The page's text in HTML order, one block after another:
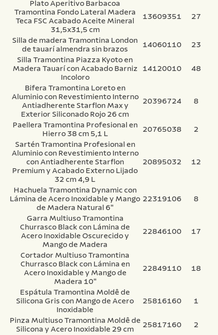
Plato Aperitivo Barbacoa
Tramontina Fondo Lateral Madera
Teca FSC Acabado Aceite Mineral
31,5x31,5 cm
13609351 27
Silla de madera Tramontina London
de tauarí almendra sin brazos
14060110
23
Silla Tramontina Piazza Kyoto en
Madera Tauarí con Acabado Barniz
Incoloro
14120010 48
Bifera Tramontina Loreto en
Aluminio con Revestimiento Interno
Antiadherente Starflon Max y
Exterior Siliconado Rojo 26 cm
20396724 8
Paellera Tramontina Profesional en
Hierro 38 cm 5,1 L
20765038
2
Sartén Tramontina Profesional en
Aluminio con Revestimiento Interno
con Antiadherente Starflon
Premium y Acabado Externo Lijado
32 cm 4,9 L
20895032 12
Hachuela Tramontina Dynamic con
Lámina de Acero Inoxidable y Mango
de Madera Natural 6"
22319106 8
Garra Multiuso Tramontina
Churrasco Black con Lámina de
Acero Inoxidable Oscurecido y
Mango de Madera
22846100 17
Cortador Multiuso Tramontina
Churrasco Black con Lámina en
Acero Inoxidable y Mango de
Madera 10"
22849110 18
Espátula Tramontina Moldê de
Silicona Gris con Mango de Acero
Inoxidable
25816160 1
Pinza Multiuso Tramontina Moldê de
Silicona y Acero Inoxidable 29 cm
25817160
2